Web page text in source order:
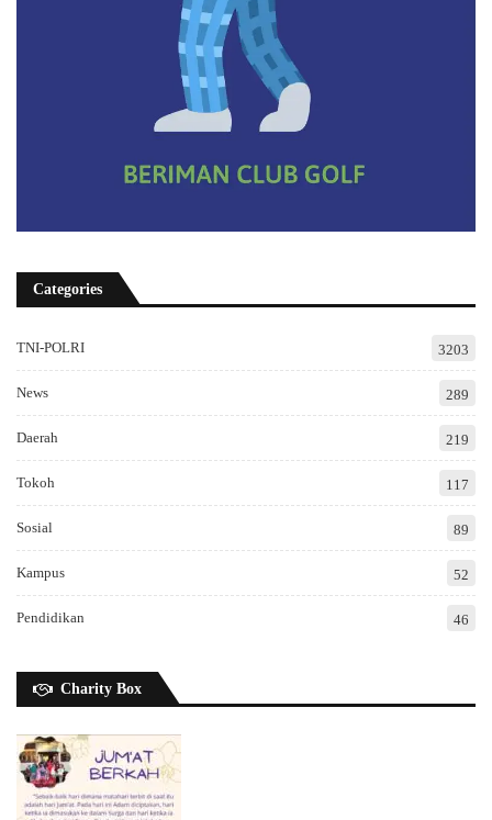
Categories
TNI-POLRI 3203
News 289
Daerah 219
Tokoh 117
Sosial 89
Kampus 52
Pendidikan 46
Charity Box